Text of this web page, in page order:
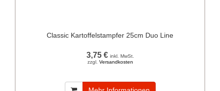
Classic Kartoffelstampfer 25cm Duo Line
3,75 € inkl. MwSt.
zzgl. Versandkosten